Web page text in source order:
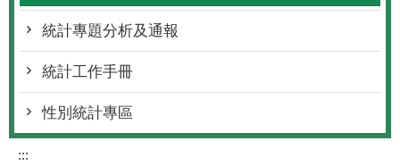
統計專題分析及通報
統計工作手冊
性別統計專區
:::